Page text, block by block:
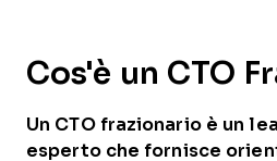
Cos'è un CTO
Un CTO frazionario è un
esperto che fornisce